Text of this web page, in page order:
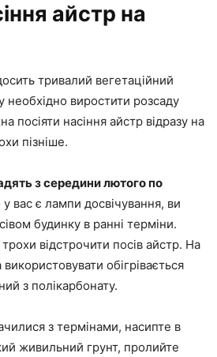
айстр на
тривалий вегетаційний
необхідно виростити розсаду
посіяти насіння айстр відразу на
пізніше.
з середини лютого по
вас є лампи досвічування, ви
будинку в ранні терміни.
відстрочити посів айстр. На
обігрівається
з полікарбонату.
з термінами, насипте в
живильний грунт, пролийте